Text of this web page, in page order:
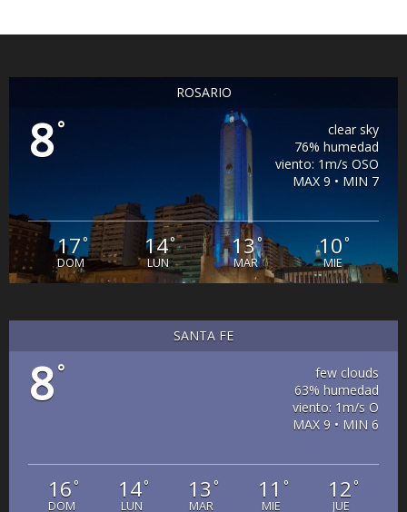
ROSARIO
8°
clear sky
76% humedad
viento: 1m/s OSO
MAX 9 • MIN 7
17°
DOM
14°
LUN
13°
MAR
10°
MIE
SANTA FE
8°
few clouds
63% humedad
viento: 1m/s O
MAX 9 • MIN 6
16°
DOM
14°
LUN
13 °
MAR
11 °
MIE
12°
JUE